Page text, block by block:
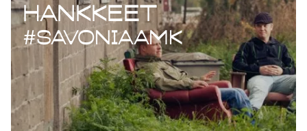
hankkeet
#savoniaAMK